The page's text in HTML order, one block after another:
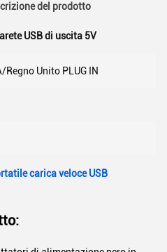
del prodotto
USB di uscita 5V
Regno Unito PLUG IN
carica veloce USB